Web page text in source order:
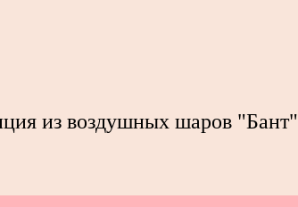
из воздушных шаров "Бант"